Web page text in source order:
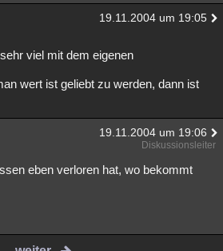
19.11.2004 um 19:05
viel mit dem eigenen
wert ist geliebt zu werden, dann ist
19.11.2004 um 19:06
Diskussionsleiter
eben verloren hat, wo bekommt